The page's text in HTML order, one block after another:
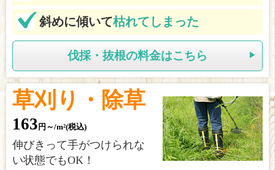
斜めに傾いて枯れてしまった
伐採・抜根の料金はこちら
草刈り・除草
163 円～/m²(税込)
伸びきって手がつけられな
い状態でもOK！